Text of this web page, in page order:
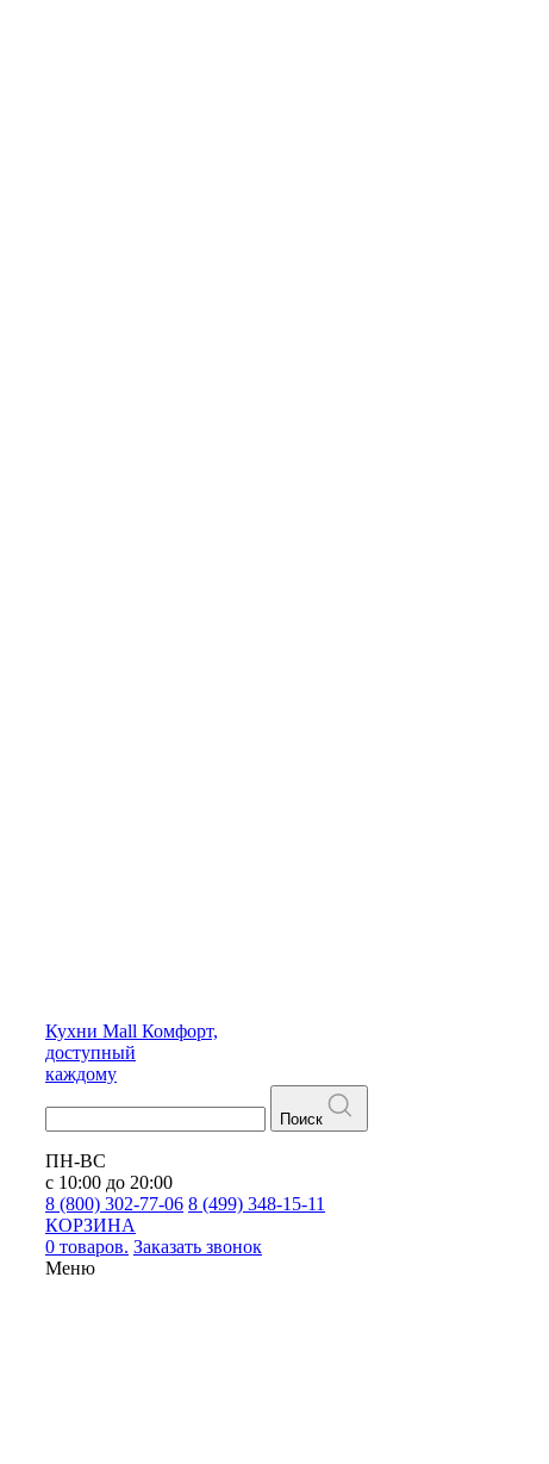
Кухни Mall Комфорт,
доступный
каждому
Поиск
ПН-ВС
с 10:00 до 20:00
8 (800) 302-77-06 8 (499) 348-15-11
КОРЗИНА
0 товаров. Заказать звонок
Меню